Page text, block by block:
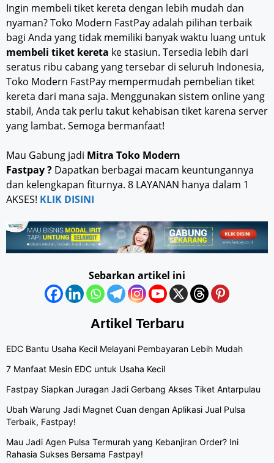
Ingin membeli tiket kereta dengan lebih mudah dan
nyaman? Toko Modern FastPay adalah pilihan terbaik
bagi Anda yang tidak memiliki banyak waktu luang untuk
membeli tiket kereta ke stasiun. Tersedia lebih dari
seratus ribu cabang yang tersebar di seluruh Indonesia,
Toko Modern FastPay mempermudah pembelian tiket
kereta dari mana saja. Menggunakan sistem online yang
stabil, Anda tak perlu takut kehabisan tiket karena server
yang lambat. Semoga bermanfaat!
Mau Gabung jadi Mitra Toko Modern
Fastpay ? Dapatkan berbagai macam keuntungannya
dan kelengkapan fiturnya. 8 LAYANAN hanya dalam 1
AKSES! KLIK DISINI
Sebarkan artikel ini
Artikel Terbaru
EDC Bantu Usaha Kecil Melayani Pembayaran Lebih Mudah
7 Manfaat Mesin EDC untuk Usaha Kecil
Fastpay Siapkan Juragan Jadi Gerbang Akses Tiket Antarpulau
Ubah Warung Jadi Magnet Cuan dengan Aplikasi Jual Pulsa
Terbaik, Fastpay!
Mau Jadi Agen Pulsa Termurah yang Kebanjiran Order? Ini
Rahasia Sukses Bersama Fastpay!